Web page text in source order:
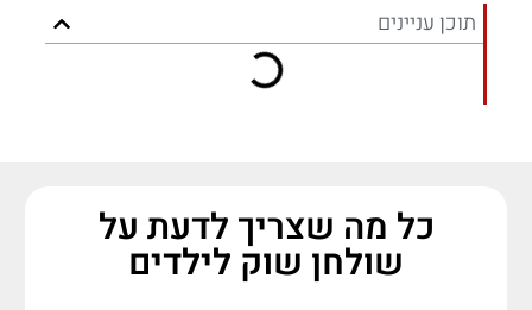
תוכן עניינים
כל מה שצריך לדעת על
שולחן שוק לילדים